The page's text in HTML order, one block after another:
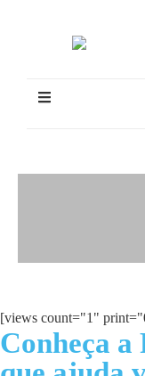
[views count="1"
Conheça a